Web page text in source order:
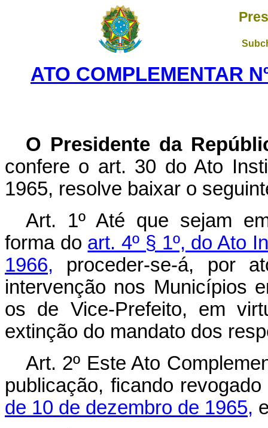
ATO COMPLEMENTAR
O Presidente da
confere o art. 30 do Ato
1965, resolve baixar o
Art. 1º Até que sejam
forma do art. 4º § 1º, do Ato
1966, proceder‑se‑á, por
intervenção nos Municípios
os de Vice‑Prefeito, em
extinção do mandato dos
Art. 2º Este Ato
publicação, ficando
de 10 de dezembro de 1965,